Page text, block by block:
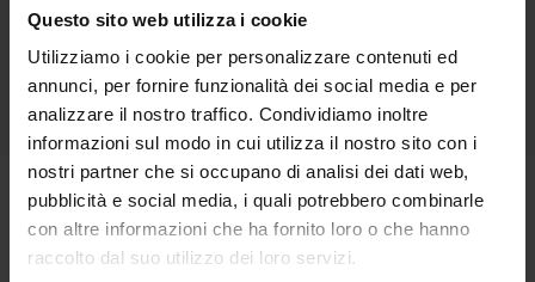
Questo sito web utilizza i cookie
Utilizziamo i cookie per personalizzare contenuti ed
annunci, per fornire funzionalità dei social media e per
analizzare il nostro traffico. Condividiamo inoltre
informazioni sul modo in cui utilizza il nostro sito con i
nostri partner che si occupano di analisi dei dati web,
pubblicità e social media, i quali potrebbero combinarle
con altre informazioni che ha fornito loro o che hanno
raccolto dal suo utilizzo dei loro servizi.